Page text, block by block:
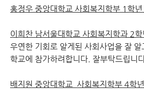
홍정우 중앙대학교 사회복지학부 1학년
이희찬 남서울대학교 사회복지학과 2학
우연한 기회로 알게된 사회사업을 잘
학교에 참가하려합니다. 잘부탁드립니
배지원 중앙대학교 사회복지학부 4학년